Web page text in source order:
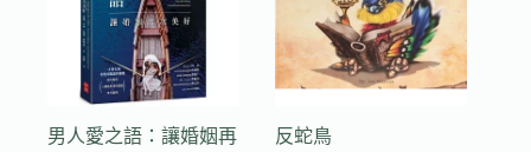
男人愛之語：讓婚姻再
反蛇鳥